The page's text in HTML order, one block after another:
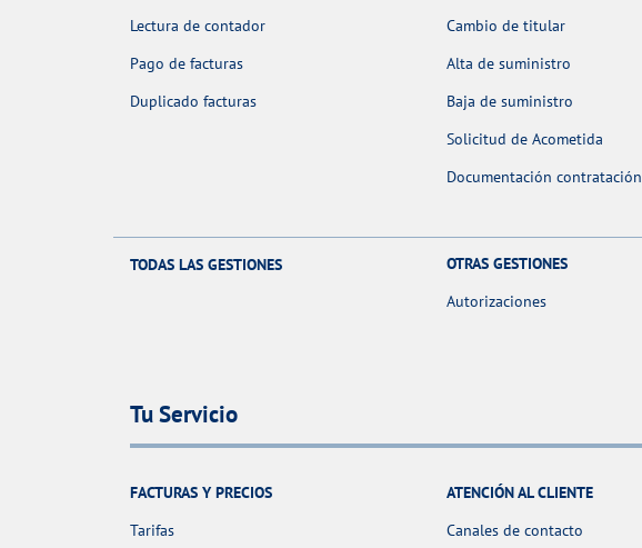
Lectura de contador
Pago de facturas
Duplicado facturas
Cambio de titular
Alta de suministro
Baja de suministro
Solicitud de Acometida
Documentación contratación
TODAS LAS GESTIONES
OTRAS GESTIONES
Autorizaciones
Tu Servicio
FACTURAS Y PRECIOS
Tarifas
ATENCIÓN AL CLIENTE
Canales de contacto